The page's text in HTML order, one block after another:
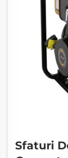
Sfaturi